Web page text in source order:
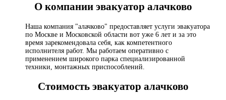
О компании эвакуатор алачково
Наша компания "алачково" предоставляет услуги эвакуатора
по Москве и Московской области вот уже 6 лет и за это
время зарекомендовала себя, как компетентного
исполнителя работ. Мы работаем оперативно с
применением широкого парка специализированной
техники, монтажных приспособлений.
Стоимость эвакуатор алачково